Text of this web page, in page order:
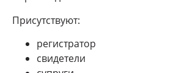
Присутствуют:
регистратор
свидетели